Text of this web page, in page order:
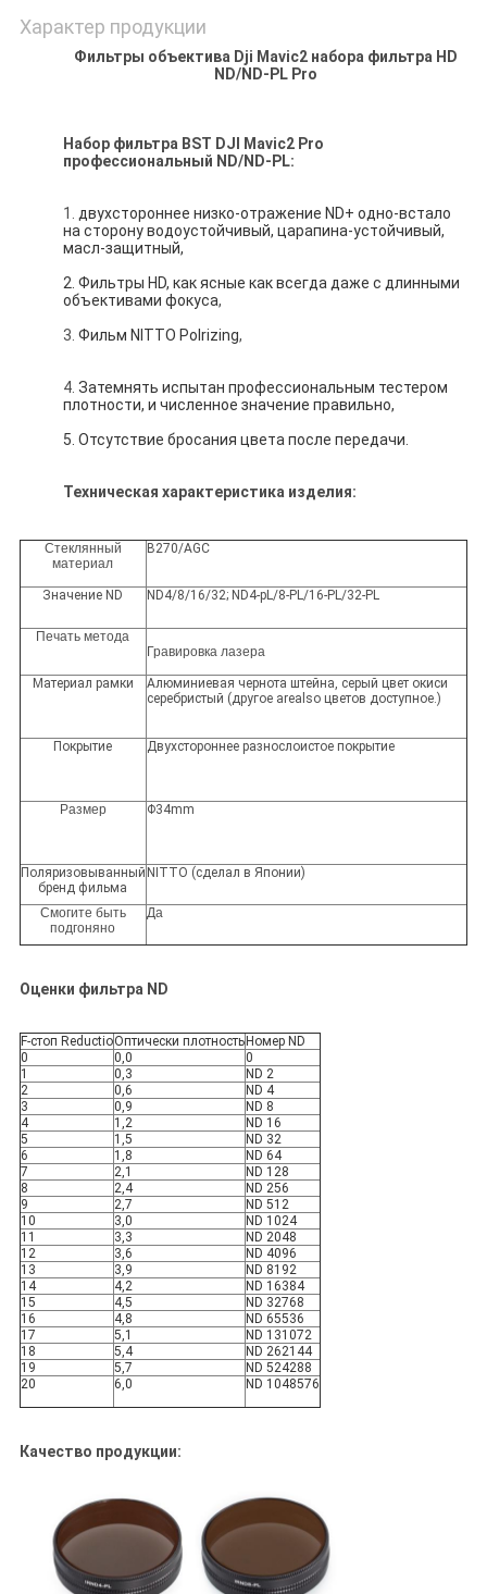
Характер продукции
Фильтры объектива Dji Mavic2 набора фильтра HD
ND/ND-PL Pro
Набор фильтра BST DJI Mavic2 Pro
профессиональный ND/ND-PL:
1. двухстороннее низко-отражение ND+ одно-встало
на сторону водоустойчивый, царапина-устойчивый,
масл-защитный,
2. Фильтры HD, как ясные как всегда даже с длинными
объективами фокуса,
3. Фильм NITTO Polrizing,
4. Затемнять испытан профессиональным тестером
плотности, и численное значение правильно,
5. Отсутствие бросания цвета после передачи.
Техническая характеристика изделия:
Стеклянный
материал
B270/AGC
Значение ND ND4/8/16/32; ND4-pL/8-PL/16-PL/32-PL
Печать метода
Гравировка лазера
Материал рамки
Алюминиевая чернота штейна, серый цвет окиси
серебристый (другое arealso цветов доступное.)
Покрытие Двухстороннее разнослоистое покрытие
Размер Φ34mm
Поляризовыванный
бренд фильма
NITTO (сделал в Японии)
Смогите быть
подгоняно
Да
Оценки фильтра ND
F-стоп ReductioОптически плотность Номер ND
0
0,0
0
1
0,3
ND 2
2
0,6
ND 4
3
0,9
ND 8
4
1,2
ND 16
5
1,5
ND 32
6
1,8
ND 64
7
2,1
ND 128
8
2,4
ND 256
9
2,7
ND 512
10
3,0
ND 1024
11
3,3
ND 2048
12
3,6
ND 4096
13
3,9
ND 8192
14
4,2
ND 16384
15
4,5
ND 32768
16
4,8
ND 65536
17
5,1
ND 131072
18
5,4
ND 262144
19
5,7
ND 524288
20
6,0 ND 1048576
Качество продукции: